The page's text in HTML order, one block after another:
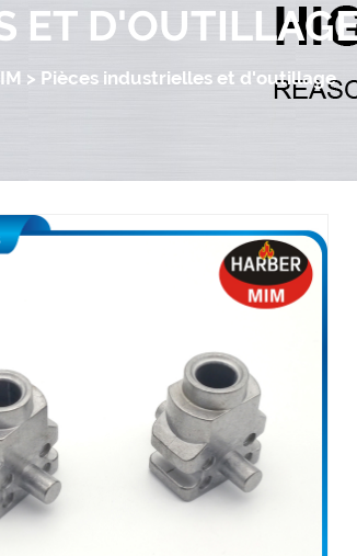
ET
> Pièces industrielles et d'outillage